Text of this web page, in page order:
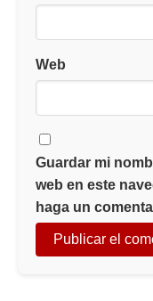
Web
Guardar mi
web en este
haga un